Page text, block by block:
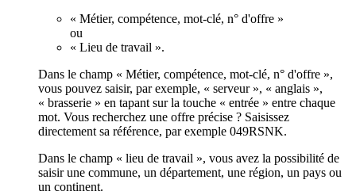
« Métier, compétence, mot-clé, n° d'offre »
ou
« Lieu de travail ».
Dans le champ « Métier, compétence, mot-clé, n° d'offre »,
vous pouvez saisir, par exemple, « serveur », « anglais »,
« brasserie » en tapant sur la touche « entrée » entre chaque
mot. Vous recherchez une offre précise ? Saisissez
directement sa référence, par exemple 049RSNK.
Dans le champ « lieu de travail », vous avez la possibilité de
saisir une commune, un département, une région, un pays ou
un continent.